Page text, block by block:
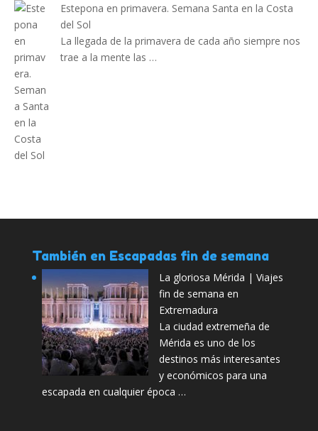
Estepona en primavera. Semana Santa en la Costa
del Sol
La llegada de la primavera de cada año siempre nos
trae a la mente las …
También en Escapadas fin de semana
La gloriosa Mérida | Viajes
fin de semana en
Extremadura
La ciudad extremeña de
Mérida es uno de los
destinos más interesantes
y económicos para una
escapada en cualquier época …